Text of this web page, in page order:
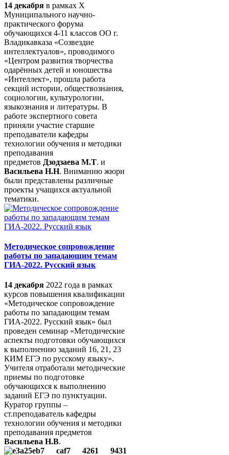
14 декабря в рамках X
Муниципального научно-
практического форума
обучающихся 4-11 классов ОО г.
Владикавказа «Созвездие
интеллектуалов», проводимого
«Центром развития творчества
одарённых детей и юношества
«Интеллект», прошла работа
секций истории, обществознания,
социологии, культурологии,
языкознания и литературы. В
работе экспертного совета
приняли участие старшие
преподаватели кафедры
технологии обучения и методики
преподавания
предметов Дзодзаева М.Т. и
Васильева Н.Н. Вниманию жюри
были представлены различные
проекты учащихся актуальной
тематики.
Методическое сопровождение
работы по западающим темам
ГИА-2022. Русский язык
14 декабря 2022 года в рамках
курсов повышения квалификации
«Методическое сопровождение
работы по западающим темам
ГИА-2022. Русский язык» был
проведен семинар «Методические
аспекты подготовки обучающихся
к выполнению заданий 16, 21, 23
КИМ ЕГЭ по русскому языку».
Учителя отработали методические
приемы по подготовке
обучающихся к выполнению
заданий ЕГЭ по пунктуации.
Куратор группы –
ст.преподаватель кафедры
технологии обучения и методики
преподавания предметов
Васильева Н.В.